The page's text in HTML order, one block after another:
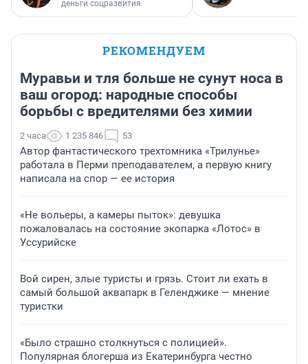
деньги соцразвития
РЕКОМЕНДУЕМ
Муравьи и тля больше не сунут носа в
ваш огород: народные способы
борьбы с вредителями без химии
2 часа 1 235 846 53
Автор фантастического трехтомника «Трилунье»
работала в Перми преподавателем, а первую книгу
написала на спор — ее история
«Не вольеры, а камеры пыток»: девушка
пожаловалась на состояние экопарка «Лотос» в
Уссурийске
Вой сирен, злые туристы и грязь. Стоит ли ехать в
самый большой аквапарк в Геленджике — мнение
туристки
«Было страшно столкнуться с полицией».
Популярная блогерша из Екатеринбурга честно